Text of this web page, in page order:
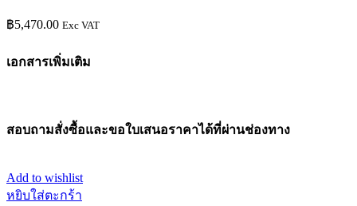
฿5,470.00 Exc VAT
เอกสารเพิ่มเติม
สอบถามสั่งซื้อและขอใบเสนอราคาได้ที่ผ่านช่องทาง
Add to wishlist
หยิบใส่ตะกร้า